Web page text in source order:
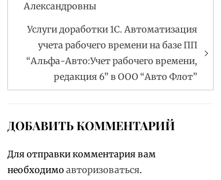
Александровны
Услуги доработки 1С. Автоматизация
учета рабочего времени на базе ПП
“Альфа-Авто:Учет рабочего времени,
редакция 6” в ООО “Авто Флот”
ДОБАВИТЬ КОММЕНТАРИЙ
Для отправки комментария вам
необходимо авторизоваться.